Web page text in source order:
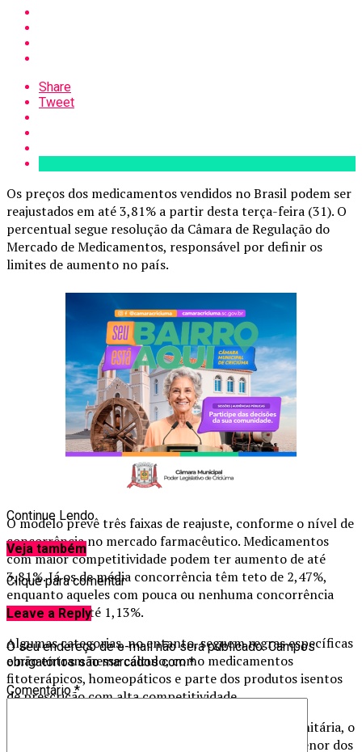
Share
Tweet
Os preços dos medicamentos vendidos no Brasil podem ser
reajustados em até 3,81% a partir desta terça-feira (31). O
percentual segue resolução da Câmara de Regulação do
Mercado de Medicamentos, responsável por definir os
limites de aumento no país.
O modelo prevê três faixas de reajuste, conforme o nível de
concorrência no mercado farmacêutico. Medicamentos
com maior competitividade podem ter aumento de até
3,81%. Já os de média concorrência têm teto de 2,47%,
enquanto aqueles com pouca ou nenhuma concorrência
podem subir até 1,13%.
Algumas categorias, no entanto, seguem regras específicas
e não entram nesse cálculo, como medicamentos
fitoterápicos, homeopáticos e parte dos produtos isentos
de prescrição com alta competitividade.
De acordo com a Agência Nacional de Vigilância Sanitária, o
reajuste médio autorizado será de até 2,47% — o menor dos
Continue Lendo
Veja também
Clique para comentar
Leave a Reply
O seu endereço de e-mail não será publicado. Campos
obrigatórios são marcados com*
Comentário*